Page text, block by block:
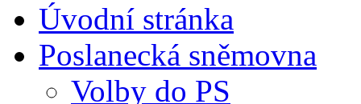
Úvodní stránka
Poslanecká sněmovna
Volby do PS